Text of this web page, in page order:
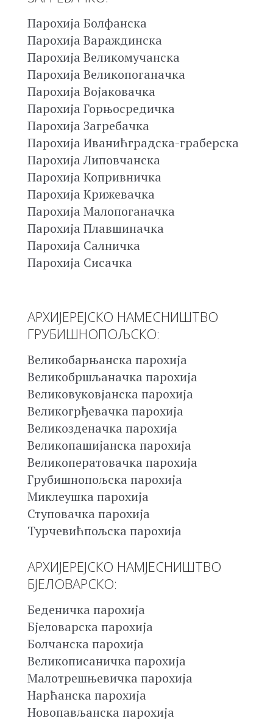
Парохија Болфанска
Парохија Вараждинска
Парохија Великомучанска
Парохија Великопоганачка
Парохија Војаковачка
Парохија Горњосредичка
Парохија Загребачка
Парохија Иванићградска-граберска
Парохија Липовчанска
Парохија Копривничка
Парохија Крижевачка
Парохија Малопоганачка
Парохија Плавшиначка
Парохија Салничка
Парохија Сисачка
АРХИЈЕРЕЈСКО НАМЕСНИШТВО
ГРУБИШНОПОЉСКО:
Великобарњанска парохија
Великобршљаначка парохија
Великовуковјанска парохија
Великогрђевачка парохија
Великозденачка парохија
Великопашијанска парохија
Великоператовачка парохија
Грубишнопољска парохија
Миклеушка парохија
Ступовачка парохија
Турчевићпољска парохија
АРХИЈЕРЕЈСКО НАМЈЕСНИШТВО
БЈЕЛОВАРСКО:
Беденичка парохија
Бјеловарска парохија
Болчанска парохија
Великописаничка парохија
Малотрешњевичка парохија
Нарћанска парохија
Новопављанска парохија